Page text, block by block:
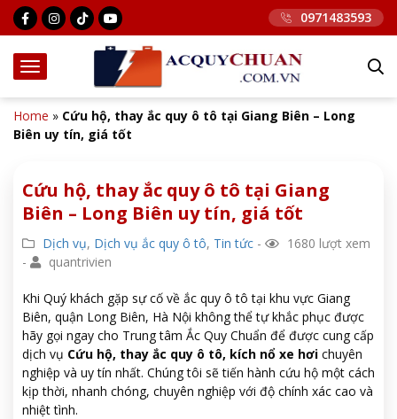
0971483593
Home » Cứu hộ, thay ắc quy ô tô tại Giang Biên – Long
Biên uy tín, giá tốt
Cứu hộ, thay ắc quy ô tô tại Giang
Biên – Long Biên uy tín, giá tốt
Dịch vụ, Dịch vụ ắc quy ô tô, Tin tức -
1680 lượt xem
-
quantrivien
Khi Quý khách gặp sự cố về ắc quy ô tô tại khu vực Giang
Biên, quận Long Biên, Hà Nội không thể tự khắc phục được
hãy gọi ngay cho Trung tâm Ắc Quy Chuẩn để được cung cấp
dịch vụ Cứu hộ, thay ắc quy ô tô, kích nổ xe hơi chuyên
nghiệp và uy tín nhất. Chúng tôi sẽ tiến hành cứu hộ một cách
kịp thời, nhanh chóng, chuyên nghiệp với độ chính xác cao và
nhiệt tình.